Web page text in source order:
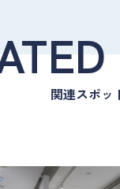
関連スポッ